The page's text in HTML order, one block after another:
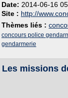
Date: 2014-06-16
Site : http://
Thèmes liés :
concours police
gendarmerie
Les missions